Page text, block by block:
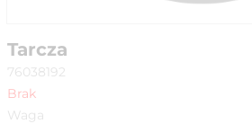
Tarcza
76038192
Brak
Waga